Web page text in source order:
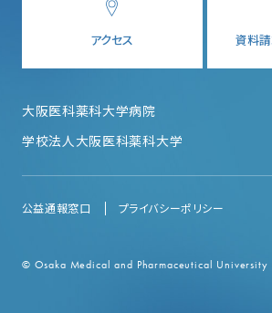
アクセス 資料
大阪医科薬科大学病院
学校法人大阪医科薬科大学
公益通報窓口 プライバシーポリシー
© Osaka Medical and Pharmaceutical University